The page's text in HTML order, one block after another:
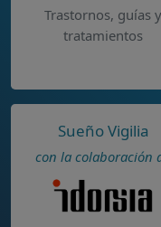
Trastornos, guías y
tratamientos
Sueño Vigilia
con la colaboración